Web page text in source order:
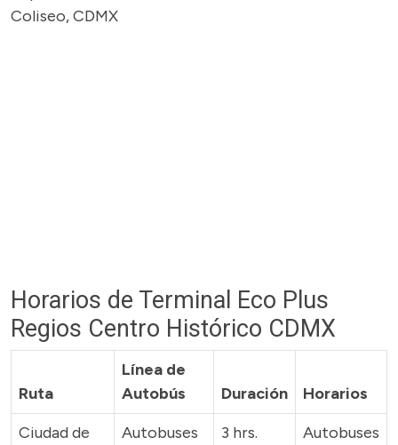
Coliseo, CDMX
Horarios de Terminal Eco Plus
Regios Centro Histórico CDMX
Ruta
Línea de
Autobús
Duración
Horarios
Ciudad de
Autobuses
3 hrs.
Autobuses